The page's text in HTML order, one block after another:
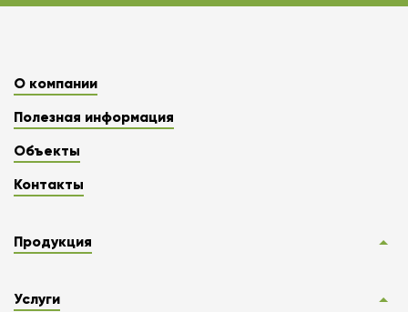
О компании
Полезная информация
Объекты
Контакты
Продукция
Услуги